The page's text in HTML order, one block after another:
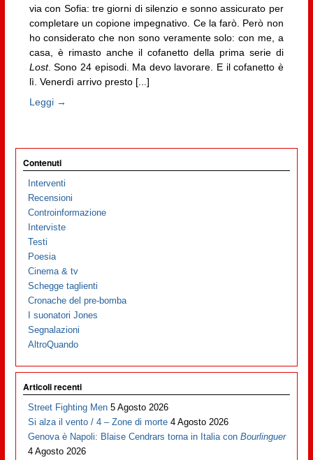
via con Sofia: tre giorni di silenzio e sonno assicurato per
completare un copione impegnativo. Ce la farò. Però non
ho considerato che non sono veramente solo: con me, a
casa, è rimasto anche il cofanetto della prima serie di
Lost. Sono 24 episodi. Ma devo lavorare. E il cofanetto è
lì. Venerdì arrivo presto [...]
Leggi →
Contenuti
Interventi
Recensioni
Controinformazione
Interviste
Testi
Poesia
Cinema & tv
Schegge taglienti
Cronache del pre-bomba
I suonatori Jones
Segnalazioni
AltroQuando
Articoli recenti
Street Fighting Men 5 Agosto 2026
Si alza il vento / 4 – Zone di morte 4 Agosto 2026
Genova è Napoli: Blaise Cendrars torna in Italia conBourlinguer
4 Agosto 2026